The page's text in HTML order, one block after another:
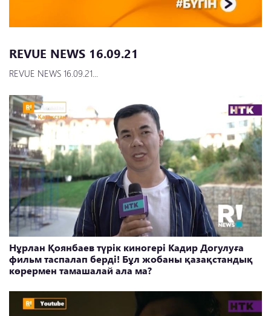
REVUE NEWS 16.09.21
REVUE NEWS 16.09.21...
Нұрлан Қоянбаев түрік киногері Кадир Догулуға
фильм таспалап берді! Бұл жобаны қазақстандық
көрермен тамашалай ала ма?